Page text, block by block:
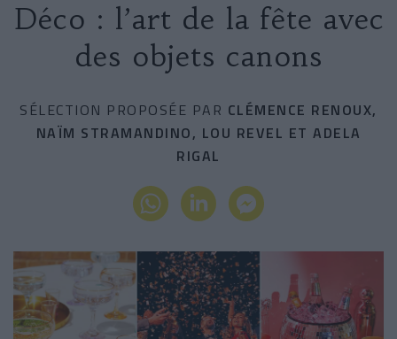
Déco : l’art de la fête avec
des objets canons
SÉLECTION PROPOSÉE PAR CLÉMENCE RENOUX,
NAÏM STRAMANDINO, LOU REVEL ET ADELA
RIGAL